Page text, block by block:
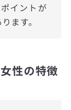
イントが
ます。
性の特徴